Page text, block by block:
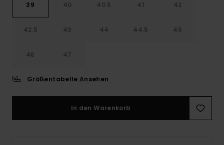
39 40 40.5 41 42
42.5 43 44 44.5 45
46 47
Größentabelle Ansehen
In den Warenkorb